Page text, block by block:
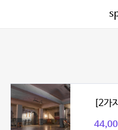
[2가